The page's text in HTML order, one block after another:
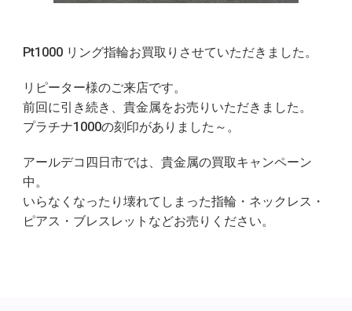
Pt1000 リング指輪お買取りさせていただきました。
リピーター様のご来店です。
前回に引き続き、貴金属をお売りいただきました。
プラチナ1000の刻印がありました～。
アールデコ四日市では、貴金属の買取キャンペーン
中。
いらなくなったり壊れてしまった指輪・ネックレス・
ピアス・ブレスレットなどお売りください。